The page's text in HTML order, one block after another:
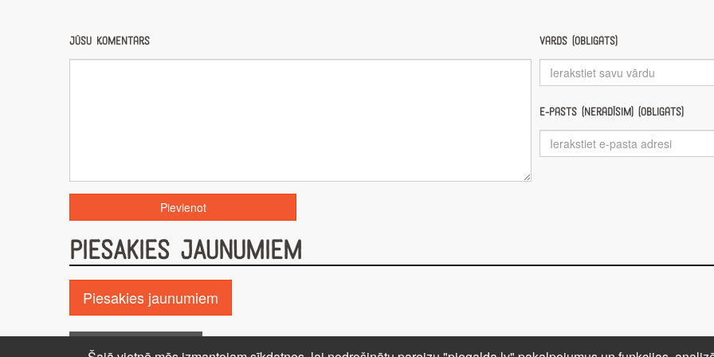
Jūsu komentārs Vārds (obligāts)
E-pasts (nerādīsim) (obligāts)
PIESAKIES JAUNUMIEM
Piesakies jaunumiem
Pie GALDA! Kontakti Reklāma Par mums Autortiesības PRIVĀTUMA POLITIKA